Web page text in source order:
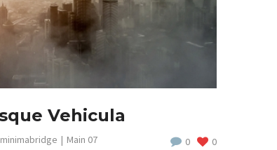
Vehicula
Main 07 0 0